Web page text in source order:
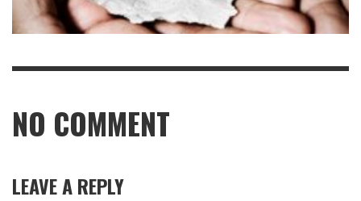
NO COMMENT
LEAVE A REPLY